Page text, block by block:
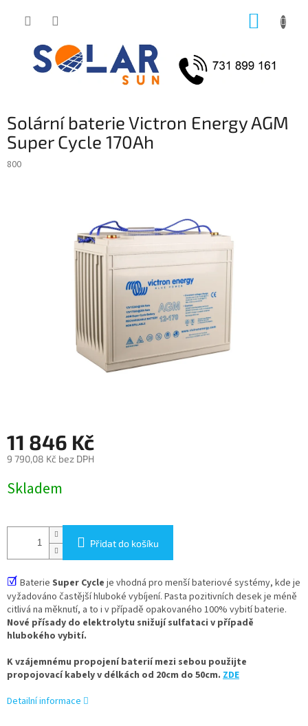
Solární baterie Victron Energy AGM
Super Cycle 170Ah
800
11 846 Kč
9 790,08 Kč bez DPH
cena:
Skladem
Přidat do košíku
☑ Baterie Super Cycle je vhodná pro menší bateriové systémy, kde je
vyžadováno častější hluboké vybíjení. Pasta pozitivních desek je méně
citlivá na měknutí, a to i v případě opakovaného 100% vybití baterie.
Nové přísady do elektrolytu snižují sulfataci v případě
hlubokého vybití.
K vzájemnému propojení baterií mezi sebou použijte
propojovací kabely v délkách od 20cm do 50cm. ZDE
Detailní informace